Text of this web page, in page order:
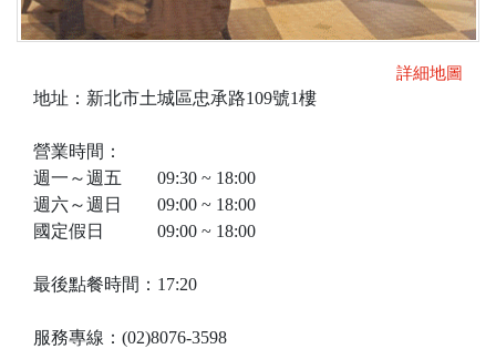
詳細地圖
地址：新北市土城區忠承路109號1樓
營業時間：
週一～週五 09:30 ~ 18:00
週六～週日 09:00 ~ 18:00
國定假日 09:00 ~ 18:00
最後點餐時間：17:20
服務專線：(02)8076-3598